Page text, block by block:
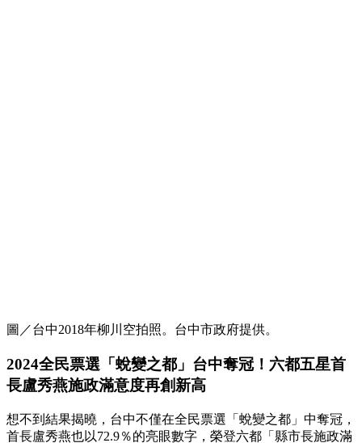
圖／台中2018年柳川空拍照。台中市政府提供。
2024全民票選「蛻變之都」台中奪冠！六都五星首
長盧秀燕施政滿意度再創新高
想不到結果揭曉，台中不僅在全民票選「蛻變之都」中奪冠，
首長盧秀燕也以72.9％的亮眼數字，榮登六都「縣市長施政滿